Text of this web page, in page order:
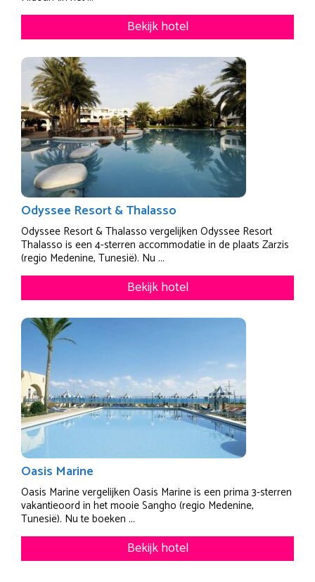
Bekijk hotel
Odyssee Resort & Thalasso
Odyssee Resort & Thalasso vergelijken Odyssee Resort
Thalasso is een 4-sterren accommodatie in de plaats Zarzis
(regio Medenine, Tunesië). Nu ...
Bekijk hotel
Oasis Marine
Oasis Marine vergelijken Oasis Marine is een prima 3-sterren
vakantieoord in het mooie Sangho (regio Medenine,
Tunesië). Nu te boeken ...
Bekijk hotel